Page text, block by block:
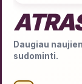
Daugiau
sudominti.